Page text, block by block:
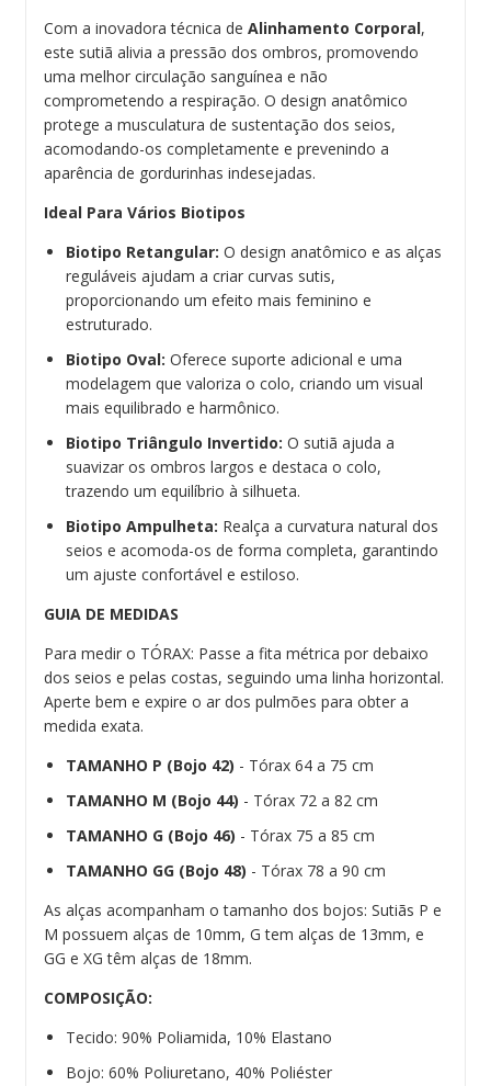
Com a inovadora técnica de Alinhamento Corporal,
este sutiã alivia a pressão dos ombros, promovendo
uma melhor circulação sanguínea e não
comprometendo a respiração. O design anatômico
protege a musculatura de sustentação dos seios,
acomodando-os completamente e prevenindo a
aparência de gordurinhas indesejadas.
Ideal Para Vários Biotipos
Biotipo Retangular: O design anatômico e as alças
reguláveis ajudam a criar curvas sutis,
proporcionando um efeito mais feminino e
estruturado.
Biotipo Oval: Oferece suporte adicional e uma
modelagem que valoriza o colo, criando um visual
mais equilibrado e harmônico.
Biotipo Triângulo Invertido: O sutiã ajuda a
suavizar os ombros largos e destaca o colo,
trazendo um equilíbrio à silhueta.
Biotipo Ampulheta: Realça a curvatura natural dos
seios e acomoda-os de forma completa, garantindo
um ajuste confortável e estiloso.
GUIA DE MEDIDAS
Para medir o TÓRAX: Passe a fita métrica por debaixo
dos seios e pelas costas, seguindo uma linha horizontal.
Aperte bem e expire o ar dos pulmões para obter a
medida exata.
TAMANHO P (Bojo 42) - Tórax 64 a 75 cm
TAMANHO M (Bojo 44) - Tórax 72 a 82 cm
TAMANHO G (Bojo 46) - Tórax 75 a 85 cm
TAMANHO GG (Bojo 48) - Tórax 78 a 90 cm
As alças acompanham o tamanho dos bojos: Sutiãs P e
M possuem alças de 10mm, G tem alças de 13mm, e
GG e XG têm alças de 18mm.
COMPOSIÇÃO:
Tecido: 90% Poliamida, 10% Elastano
Bojo: 60% Poliuretano, 40% Poliéster